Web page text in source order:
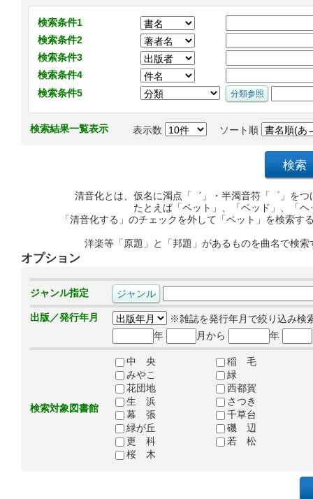
検索条件1
検索条件2
検索条件3
検索条件4
検索条件5
検索結果一覧表示 表示数 ソート順
清音化とは、仮名に濁点「゛」・半濁音符「゜」を
たとえば「ペット」、「ベッド」、「
「清音化する」のチェックを外して「ペット」を検索
洋楽等「原題」と「邦題」があるものを曲名で検
オプション
ジャンル指定
出版／発行年月
※雑誌を発行年月で絞り込み検
年
月から 年
検索対象図書館
中 央
稲 毛
みやこ
緑
花団地
西都賀
生 浜
さつき
幕 張
千草台
緑が丘
磯 辺
更 科
若 松
桜 木